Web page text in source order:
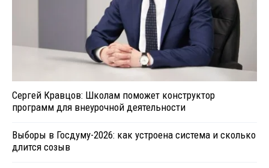
Сергей Кравцов: Школам поможет конструктор
программ для внеурочной деятельности
Выборы в Госдуму-2026: как устроена система и сколько
длится созыв